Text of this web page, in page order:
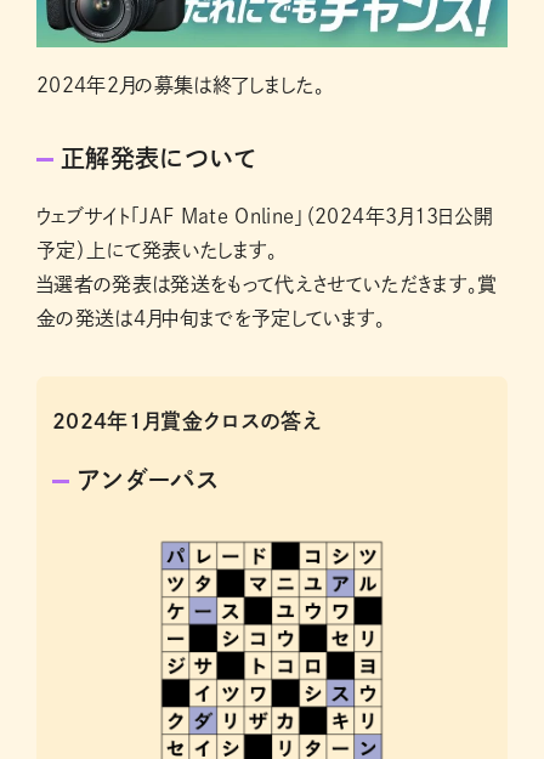
2024年2月の募集は終了しました。
正解発表について
ウェブサイト「JAF Mate Online」（2024年3月13日公開
予定）上にて発表いたします。
当選者の発表は発送をもって代えさせていただきます。賞
金の発送は4月中旬までを予定しています。
2024年1月賞金クロスの答え
アンダーパス